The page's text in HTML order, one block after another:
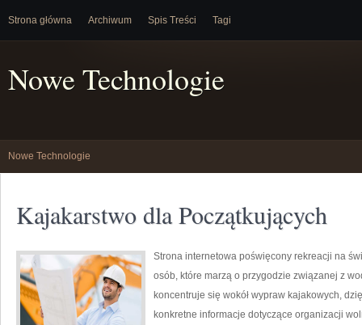
Strona główna Archiwum Spis Treści Tagi
Nowe Technologie
Nowe Technologie
Kajakarstwo dla Początkujących
Strona internetowa poświęcony rekreacji na
osób, które marzą o przygodzie związanej z
koncentruje się wokół wypraw kajakowych,
konkretne informacje dotyczące organizacji